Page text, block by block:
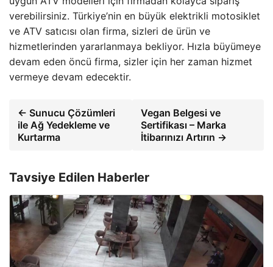
verebilirsiniz. Türkiye’nin en büyük elektrikli motosiklet
ve ATV satıcısı olan firma, sizleri de ürün ve
hizmetlerinden yararlanmaya bekliyor. Hızla büyümeye
devam eden öncü firma, sizler için her zaman hizmet
vermeye devam edecektir.
← Sunucu Çözümleri
ile Ağ Yedekleme ve
Kurtarma
Vegan Belgesi ve
Sertifikası – Marka
İtibarınızı Artırın →
Tavsiye Edilen Haberler